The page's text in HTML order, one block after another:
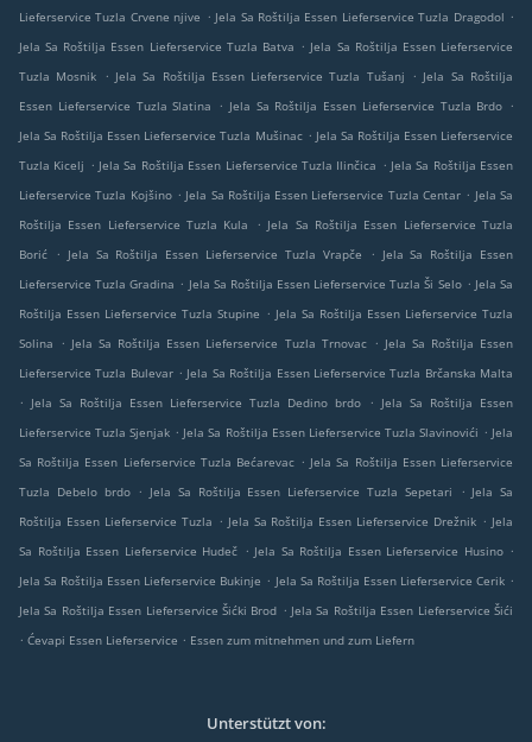
Lieferservice Tuzla Crvene njive . Jela Sa Roštilja Essen Lieferservice Tuzla Dragodol .
Jela Sa Roštilja Essen Lieferservice Tuzla Batva . Jela Sa Roštilja Essen Lieferservice
Tuzla Mosnik
. Jela Sa Roštilja Essen Lieferservice Tuzla Tušanj . Jela Sa Roštilja
Essen Lieferservice Tuzla Slatina
. Jela Sa Roštilja Essen Lieferservice Tuzla Brdo .
Jela Sa Roštilja Essen Lieferservice Tuzla Mušinac . Jela Sa Roštilja Essen Lieferservice
Tuzla Kicelj . Jela Sa Roštilja Essen Lieferservice Tuzla Ilinčica . Jela Sa Roštilja Essen
Lieferservice Tuzla Kojšino . Jela Sa Roštilja Essen Lieferservice Tuzla Centar . Jela Sa
Roštilja Essen Lieferservice Tuzla Kula
. Jela Sa Roštilja Essen Lieferservice Tuzla
Borić
. Jela Sa Roštilja Essen Lieferservice Tuzla Vrapče . Jela Sa Roštilja Essen
Lieferservice Tuzla Gradina . Jela Sa Roštilja Essen Lieferservice Tuzla Ši Selo . Jela Sa
Roštilja Essen Lieferservice Tuzla Stupine . Jela Sa Roštilja Essen Lieferservice Tuzla
Solina
. Jela Sa Roštilja Essen Lieferservice Tuzla Trnovac . Jela Sa Roštilja Essen
Lieferservice Tuzla Bulevar . Jela Sa Roštilja Essen Lieferservice Tuzla Brčanska Malta
. Jela Sa Roštilja Essen Lieferservice Tuzla Dedino brdo . Jela Sa Roštilja Essen
Lieferservice Tuzla Sjenjak . Jela Sa Roštilja Essen Lieferservice Tuzla Slavinovići . Jela
Sa Roštilja Essen Lieferservice Tuzla Bećarevac . Jela Sa Roštilja Essen Lieferservice
Tuzla Debelo brdo
. Jela Sa Roštilja Essen Lieferservice Tuzla Sepetari . Jela Sa
Roštilja Essen Lieferservice Tuzla . Jela Sa Roštilja Essen Lieferservice Drežnik . Jela
Sa Roštilja Essen Lieferservice Hudeč . Jela Sa Roštilja Essen Lieferservice Husino .
Jela Sa Roštilja Essen Lieferservice Bukinje . Jela Sa Roštilja Essen Lieferservice Cerik .
Jela Sa Roštilja Essen Lieferservice Šićki Brod . Jela Sa Roštilja Essen Lieferservice Šići
. Ćevapi Essen Lieferservice . Essen zum mitnehmen und zum Liefern
Unterstützt von: